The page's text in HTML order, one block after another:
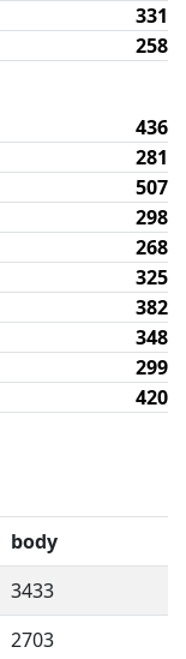
331
258
436
281
507
298
268
325
382
348
299
420
body
3433
2703